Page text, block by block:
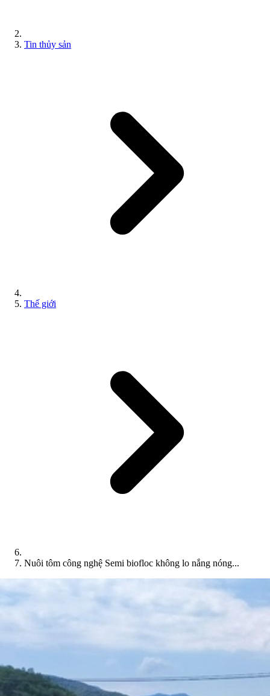
Tin thủy sản
Thế giới
Nuôi tôm công nghệ Semi biofloc không lo nắng nóng...